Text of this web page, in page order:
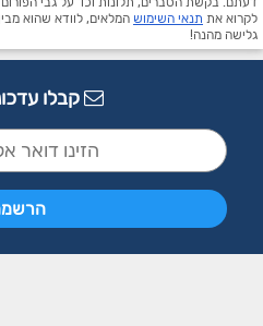
לקרוא את תנאי השימוש המלאים, לוודא שהוא
גלישה מהנה!
קבלו